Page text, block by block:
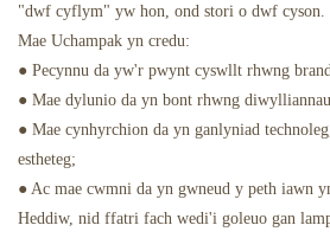
"dwf cyflym" yw hon, ond stori o dwf cyson.
Mae Uchampak yn credu:
● Pecynnu da yw'r pwynt cyswllt rhwng
● Mae dylunio da yn bont rhwng
● Mae cynhyrchion da yn ganlyniad
estheteg;
● Ac mae cwmni da yn gwneud y peth iawn
Heddiw, nid ffatri fach wedi'i goleuo gan